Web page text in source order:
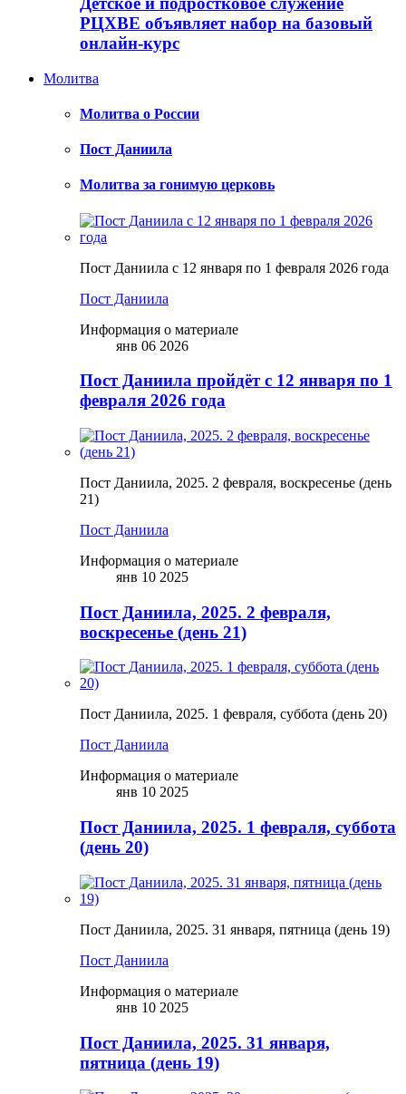
РЦХВЕ объявляет набор на базовый
онлайн-курс
Молитва
Молитва о России
Пост Даниила
Молитва за гонимую церковь
Пост Даниила с 12 января по 1 февраля 2026 года
Пост Даниила
Информация о материале
янв 06 2026
Пост Даниила пройдёт с 12 января по 1
февраля 2026 года
Пост Даниила, 2025. 2 февраля, воскресенье (день
21)
Пост Даниила
Информация о материале
янв 10 2025
Пост Даниила, 2025. 2 февраля,
воскресенье (день 21)
Пост Даниила, 2025. 1 февраля, суббота (день 20)
Пост Даниила
Информация о материале
янв 10 2025
Пост Даниила, 2025. 1 февраля, суббота
(день 20)
Пост Даниила, 2025. 31 января, пятница (день 19)
Пост Даниила
Информация о материале
янв 10 2025
Пост Даниила, 2025. 31 января,
пятница (день 19)